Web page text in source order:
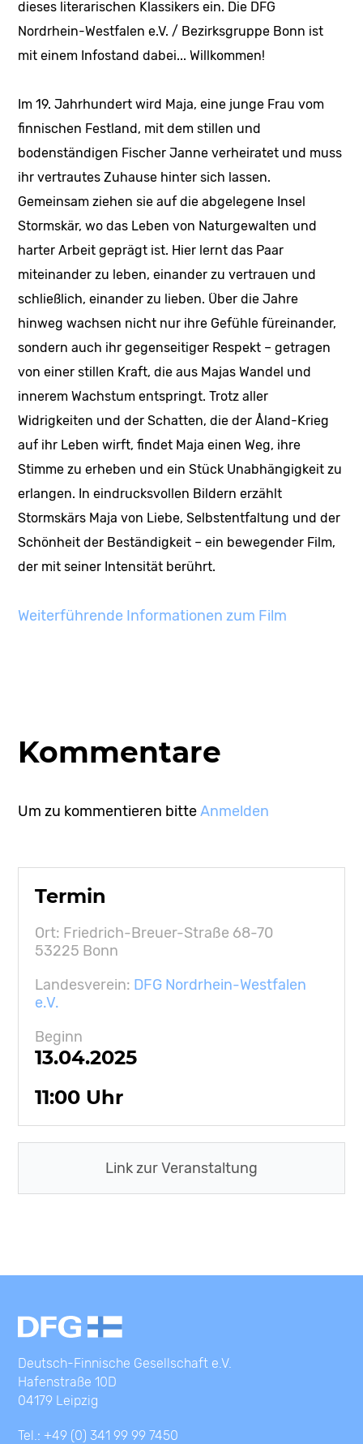
dieses literarischen Klassikers ein. Die DFG
Nordrhein-Westfalen e.V. / Bezirksgruppe Bonn ist
mit einem Infostand dabei... Willkommen!
Im 19. Jahrhundert wird Maja, eine junge Frau vom
finnischen Festland, mit dem stillen und
bodenständigen Fischer Janne verheiratet und muss
ihr vertrautes Zuhause hinter sich lassen.
Gemeinsam ziehen sie auf die abgelegene Insel
Stormskär, wo das Leben von Naturgewalten und
harter Arbeit geprägt ist. Hier lernt das Paar
miteinander zu leben, einander zu vertrauen und
schließlich, einander zu lieben. Über die Jahre
hinweg wachsen nicht nur ihre Gefühle füreinander,
sondern auch ihr gegenseitiger Respekt – getragen
von einer stillen Kraft, die aus Majas Wandel und
innerem Wachstum entspringt. Trotz aller
Widrigkeiten und der Schatten, die der Åland-Krieg
auf ihr Leben wirft, findet Maja einen Weg, ihre
Stimme zu erheben und ein Stück Unabhängigkeit zu
erlangen. In eindrucksvollen Bildern erzählt
Stormskärs Maja von Liebe, Selbstentfaltung und der
Schönheit der Beständigkeit – ein bewegender Film,
der mit seiner Intensität berührt.
Weiterführende Informationen zum Film
Kommentare
Um zu kommentieren bitteAnmelden
Termin
Ort: Friedrich-Breuer-Straße 68-70
53225 Bonn
Landesverein: DFG Nordrhein-Westfalen
e.V.
Beginn
13.04.2025
11:00 Uhr
Link zur Veranstaltung
Deutsch-Finnische Gesellschaft e.V.
Hafenstraße 10D
04179 Leipzig
Tel.: +49 (0) 341 99 99 7450